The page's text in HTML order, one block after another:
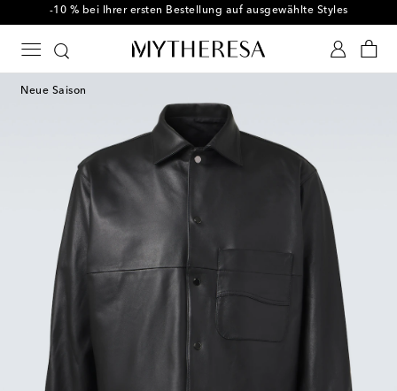
-10 % bei Ihrer ersten Bestellung auf ausgewählte Styles
Neue Saison